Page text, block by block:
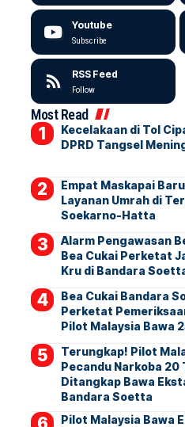
Youtube
Subscribe
RSS Feed
Follow
Most Read
Kecelakaan di Tol
DPRD Tangsel
Empat Maskapai
Layanan Umrah di
Soekarno-Hatta
Alarm Pengawasan
Bea Cukai Perketat
Kru di Bandara
Bea Cukai Bandara
Perketat
Pilot Malaysia Bawa
Terungkap! Pilot
Pecandu Narkoba 20
Ditangkap Bawa
Bandara Soetta
Pilot Malaysia Bawa